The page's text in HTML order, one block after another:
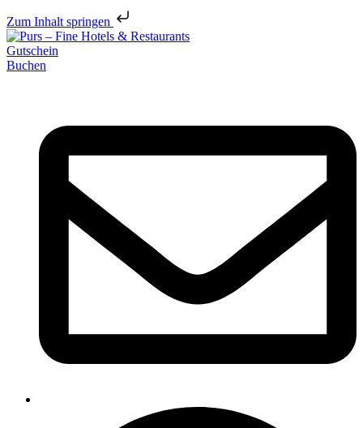
Zum Inhalt springen
Gutschein
Buchen